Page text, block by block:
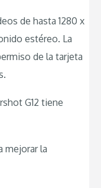
de hasta 1280 x
estéreo. La
de la tarjeta
G12 tiene
mejorar la